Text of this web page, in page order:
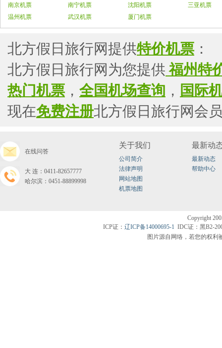
南京机票
南宁机票 沈阳机票
三亚机票
温州机票
武汉机票 厦门机票
北方假日旅行网提供特价机票 ：
北方假日旅行网为您提供 福州特
热门机票 ， 全国机场查询 ， 国际
现在免费注册北方假日旅行网会
在线问答
大连：0411-82657777
哈尔滨：0451-88899998
关于我们
公司简介
法律声明
网站地图
机票地图
最新动
最新动态
帮助中心
ICP证： 辽ICP备14000695-1 IDC证：黑B2-
图片源自网络，若您的权利